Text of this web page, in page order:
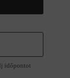
időpontot